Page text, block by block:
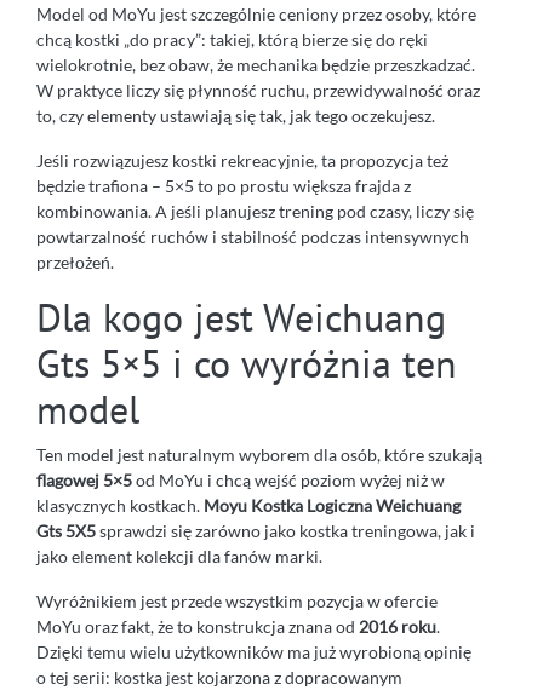
Model od MoYu jest szczególnie ceniony przez osoby, które
chcą kostki „do pracy”: takiej, którą bierze się do ręki
wielokrotnie, bez obaw, że mechanika będzie przeszkadzać.
W praktyce liczy się płynność ruchu, przewidywalność oraz
to, czy elementy ustawiają się tak, jak tego oczekujesz.
Jeśli rozwiązujesz kostki rekreacyjnie, ta propozycja też
będzie trafiona – 5×5 to po prostu większa frajda z
kombinowania. A jeśli planujesz trening pod czasy, liczy się
powtarzalność ruchów i stabilność podczas intensywnych
przełożeń.
Dla kogo jest Weichuang
Gts 5×5 i co wyróżnia ten
model
Ten model jest naturalnym wyborem dla osób, które szukają
flagowej 5×5od MoYu i chcą wejść poziom wyżej niż w
klasycznych kostkach. Moyu Kostka Logiczna Weichuang
Gts 5X5sprawdzi się zarówno jako kostka treningowa, jak i
jako element kolekcji dla fanów marki.
Wyróżnikiem jest przede wszystkim pozycja w ofercie
MoYu oraz fakt, że to konstrukcja znana od 2016 roku.
Dzięki temu wielu użytkowników ma już wyrobioną opinię
o tej serii: kostka jest kojarzona z dopracowanym